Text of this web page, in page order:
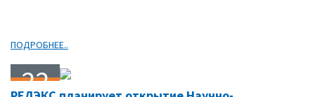
ПОДРОБНЕЕ..
22